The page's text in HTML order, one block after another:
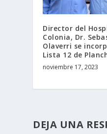
Director del
Colonia, Dr.
Olaverri se
Lista 12 de
noviembre 17, 2023
DEJA UNA